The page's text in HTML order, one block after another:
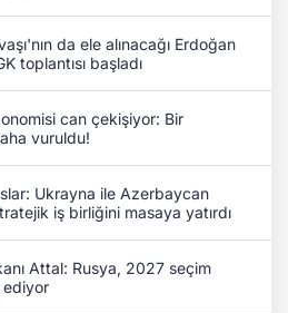
da ele alınacağı Erdoğan
toplantısı başladı
can çekişiyor: Bir
vuruldu!
Ukrayna ile Azerbaycan
iş birliğini masaya yatırdı
Attal: Rusya, 2027 seçim
ediyor